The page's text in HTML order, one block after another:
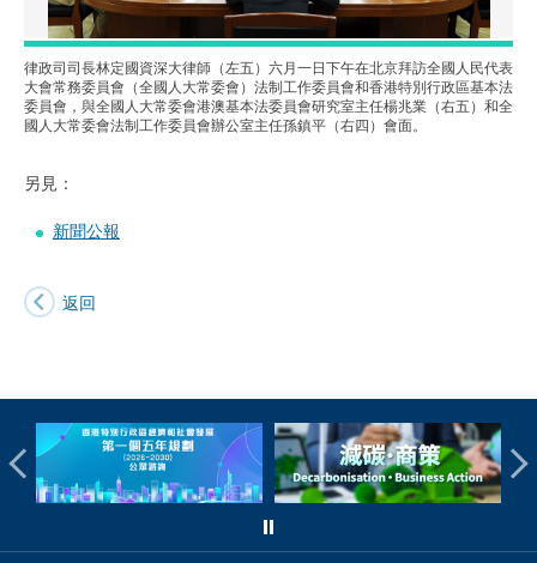
律政司司長林定國資深大律師（左五）六月一日下午在北京拜訪全國人民代表
大會常務委員會（全國人大常委會）法制工作委員會和香港特別行政區基本法
委員會，與全國人大常委會港澳基本法委員會研究室主任楊兆業（右五）和全
國人大常委會法制工作委員會辦公室主任孫鎮平（右四）會面。
另見：
新聞公報
返回